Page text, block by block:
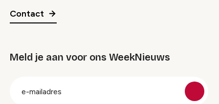
Contact
Meld je aan voor ons WeekNieuws